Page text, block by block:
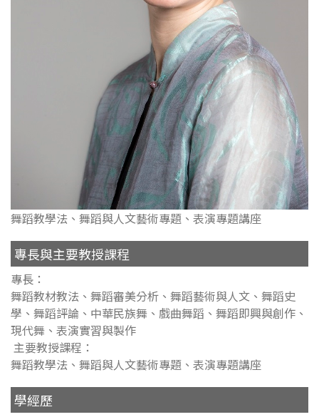
舞蹈教學法、舞蹈與人文藝術專題、表演專題講座
專長與主要教授課程
專長：
舞蹈教材教法、舞蹈審美分析、舞蹈藝術與人文、舞蹈史
學、舞蹈評論、中華民族舞、戲曲舞蹈、舞蹈即興與創作、
現代舞、表演實習與製作
主要教授課程：
舞蹈教學法、舞蹈與人文藝術專題、表演專題講座
學經歷